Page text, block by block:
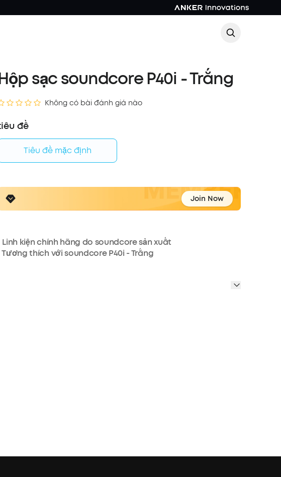
sạc soundcore P40i - Trắng
Không có bài đánh giá nào
đề
Tiêu đề mặc định
Join Now
Linh kiện chính hãng do soundcore sản xuất
Tương thích với soundcore P40i - Trắng